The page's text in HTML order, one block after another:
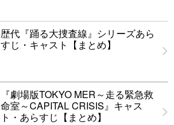
歴代『踊る大捜査線』シリーズあら
すじ・キャスト【まとめ】
『劇場版TOKYO MER～走る緊急救
命室～CAPITAL CRISIS』キャス
ト・あらすじ【まとめ】